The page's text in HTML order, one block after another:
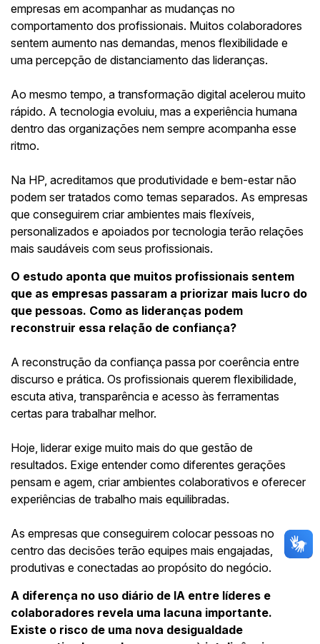
empresas em acompanhar as mudanças no
comportamento dos profissionais. Muitos colaboradores
sentem aumento nas demandas, menos flexibilidade e
uma percepção de distanciamento das lideranças.
Ao mesmo tempo, a transformação digital acelerou muito
rápido. A tecnologia evoluiu, mas a experiência humana
dentro das organizações nem sempre acompanha esse
ritmo.
Na HP, acreditamos que produtividade e bem-estar não
podem ser tratados como temas separados. As empresas
que conseguirem criar ambientes mais flexíveis,
personalizados e apoiados por tecnologia terão relações
mais saudáveis com seus profissionais.
O estudo aponta que muitos profissionais sentem
que as empresas passaram a priorizar mais lucro do
que pessoas. Como as lideranças podem
reconstruir essa relação de confiança?
A reconstrução da confiança passa por coerência entre
discurso e prática. Os profissionais querem flexibilidade,
escuta ativa, transparência e acesso às ferramentas
certas para trabalhar melhor.
Hoje, liderar exige muito mais do que gestão de
resultados. Exige entender como diferentes gerações
pensam e agem, criar ambientes colaborativos e oferecer
experiências de trabalho mais equilibradas.
As empresas que conseguirem colocar pessoas no
centro das decisões terão equipes mais engajadas,
produtivas e conectadas ao propósito do negócio.
A diferença no uso diário de IA entre líderes e
colaboradores revela uma lacuna importante.
Existe o risco de uma nova desigualdade